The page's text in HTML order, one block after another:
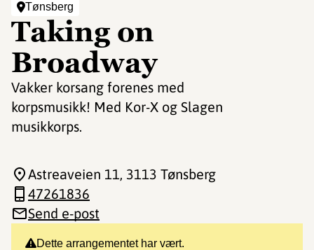
Tønsberg
Taking on
Broadway
Vakker korsang forenes med
korpsmusikk! Med Kor-X og Slagen
musikkorps.
Dette arrangementet har vært.
Astreaveien 11, 3113 Tønsberg
47261836
Send e-post